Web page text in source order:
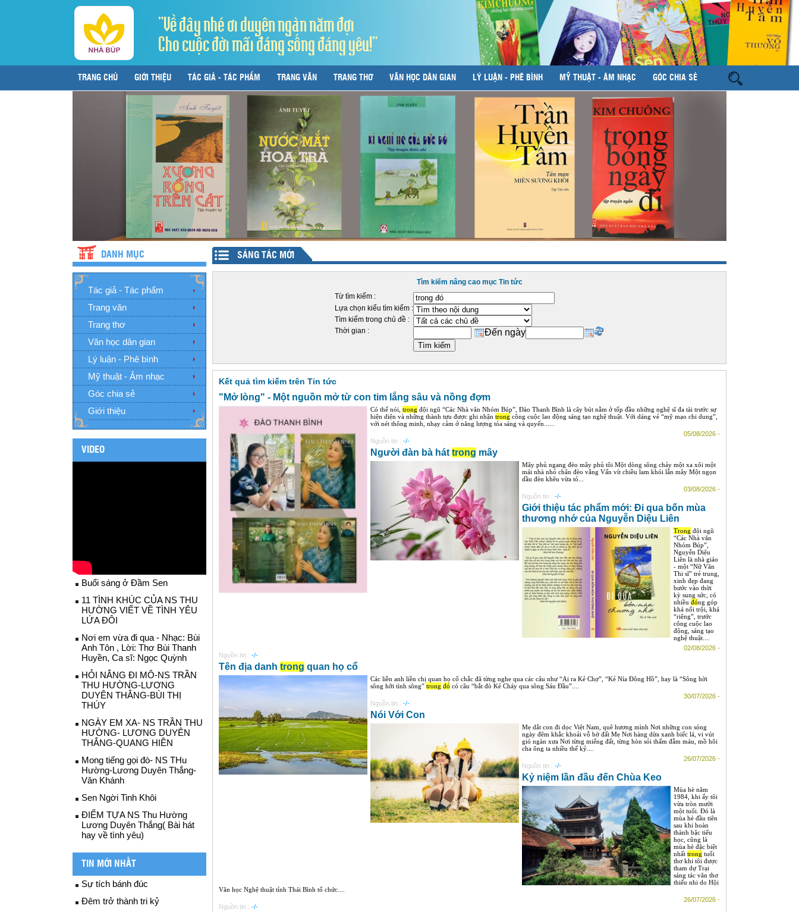
"Về đây nhé ơi duyên ngàn năm đợi
Cho cuộc đời mãi đáng sống đáng yêu!"
TRANG CHỦ GIỚI THIỆU TÁC GIẢ - TÁC PHẨM TRANG VĂN TRANG THƠ VĂN HỌC DÂN GIAN LÝ LUẬN - PHÊ BÌNH MỸ THUẬT - ÂM NHẠC GÓC CHIA SẺ
DANH MỤC
Tác giả - Tác phẩm
Trang văn
Trang thơ
Văn học dân gian
Lý luận - Phê bình
Mỹ thuật - Âm nhạc
Góc chia sẻ
Giới thiệu
VIDEO
Buổi sáng ở Đầm Sen
11 TÌNH KHÚC CỦA NS THU
HƯỜNG VIẾT VỀ TÌNH YÊU
LỨA ĐÔI
Nơi em vừa đi qua - Nhạc: Bùi
Anh Tôn , Lời: Thơ Bùi Thanh
Huyền, Ca sĩ: Ngọc Quỳnh
HỎI NẮNG ĐI MÔ-NS TRẦN
THU HƯỜNG-LƯƠNG
DUYÊN THẮNG-BÙI THỊ
THÚY
NGÀY EM XA- NS TRẦN THU
HƯỜNG- LƯƠNG DUYÊN
THẮNG-QUANG HIỀN
Mong tiếng gọi đò- NS THu
Hường-Lương Duyên Thắng-
Vân Khánh
Sen Ngời Tinh Khôi
ĐIỂM TỰA NS Thu Hường
Lương Duyên Thắng( Bài hát
hay về tình yêu)
TIN MỚI NHẤT
Sự tích bánh đúc
Đêm trở thành tri kỷ
SÁNG TÁC MỚI
Tìm kiếm nâng cao mục Tin tức
Từ tìm kiếm :
Lựa chọn kiểu tìm kiếm :
Tìm kiếm trong chủ đề :
Thời gian :
Đến ngày
Kết quả tìm kiếm trên Tin tức
"Mở lòng" - Một nguồn mở từ con tim lắng sâu và nồng đợm
Có thể nói, trong đội ngũ “Các Nhà văn Nhóm Búp”, Đào Thanh Bình là cây bút nằm ở tốp đầu những nghệ sĩ đa tài trước sự
hiện diện và những thành tựu được ghi nhận trong công cuộc lao động sáng tạo nghệ thuật. Với dáng vẻ “mỹ mạo chi dung”,
với nét thông minh, nhạy cảm ở năng lượng tỏa sáng và quyến......
05/08/2026 -
Nguồn tin : -/-
Người đàn bà hát trong mây
Mây phủ ngang đèo mây phủ tôi Một dòng sông chảy một xa xôi một
mái nhà nhỏ chân đèo vắng Vấn vít chiều lam khói lẫn mây Một ngọn
dầu đèn khêu vừa tỏ...
03/08/2026 -
Nguồn tin : -/-
Giới thiệu tác phẩm mới: Đi qua bốn mùa
thương nhớ của Nguyễn Diệu Liên
Trong đội ngũ
“Các Nhà văn
Nhóm Búp”,
Nguyễn Diệu
Liên là nhà giáo
- một “Nữ Văn
Thi sĩ” trẻ trung,
xinh đẹp đang
bước vào thời
kỳ sung sức, có
nhiều đóng góp
khá nổi trội, khá
“riêng”, trước
công cuộc lao
động, sáng tạo
nghệ thuật....
02/08/2026 -
Nguồn tin : -/-
Tên địa danh trong quan họ cổ
Các liền anh liền chị quan họ cổ chắc đã từng nghe qua các câu như “Ai ra Kẻ Chợ”, “Kẻ Nía Đông Hồ”, hay là “Sông hời
sông hỡi tình sông” trong đó có câu “bắt đò Kẻ Cháy qua sông Sáu Đầu”....
30/07/2026 -
Nguồn tin : -/-
Nói Với Con
Mẹ dắt con đi dọc Việt Nam, quê hương mình Nơi những con sóng
ngày đêm khắc khoải vỗ bờ đất Mẹ Nơi hàng dừa xanh biếc lá, vi vút
gió ngàn xưa Nơi từng miếng đất, từng hòn sỏi thấm đẫm máu, mồ hôi
cha ông ta nhiều thế kỷ....
26/07/2026 -
Nguồn tin : -/-
Kỷ niệm lần đầu đến Chùa Keo
Mùa hè năm
1984, khi ấy tôi
vừa tròn mười
một tuổi. Đó là
mùa hè đầu tiên
sau khi hoàn
thành bậc tiểu
học, cũng là
mùa hè đặc biệt
nhất trong tuổi
thơ khi tôi được
tham dự Trại
sáng tác văn thơ
thiếu nhi do Hội
Văn học Nghệ thuật tỉnh Thái Bình tổ chức....
26/07/2026 -
Nguồn tin : -/-